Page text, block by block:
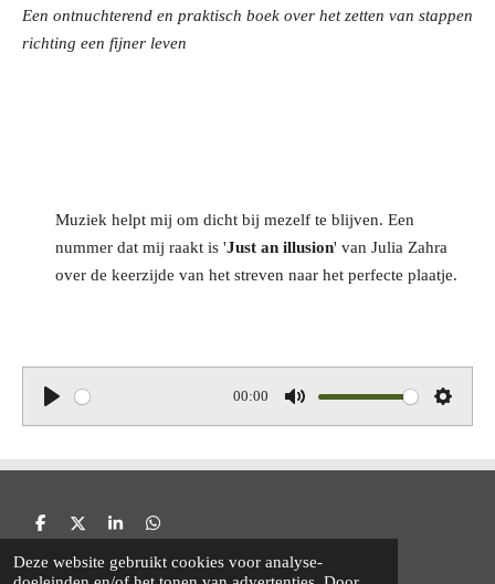
Deze website gebruikt cookies voor analyse-
Een ontnuchterend en praktisch boek over het zetten van stappen
richting een fijner leven
Muziek helpt mij om dicht bij mezelf te blijven. Een
nummer dat mij raakt is 'Just an illusion' van Julia Zahra
over de keerzijde van het streven naar het perfecte plaatje.
a
00:00
t
t
D
l
e
D
e
l
S
a
r
D
l
e
Powered by JouwWeb